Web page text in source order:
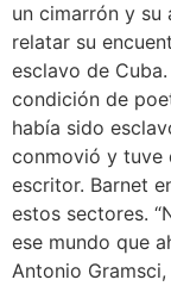
un cimarrón y su
relatar su
esclavo de
condición de
había sido
conmovió y tuve
escritor. Barnet
estos sectores.
ese mundo que
Antonio